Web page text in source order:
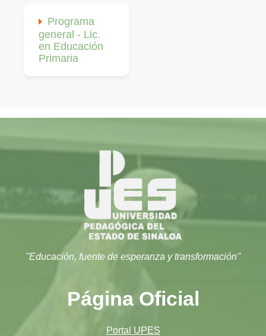
Programa
general - Lic.
en Educación
Primaria
''Educación, fuente de esperanza y transformación''
Página Oficial
Portal UPES